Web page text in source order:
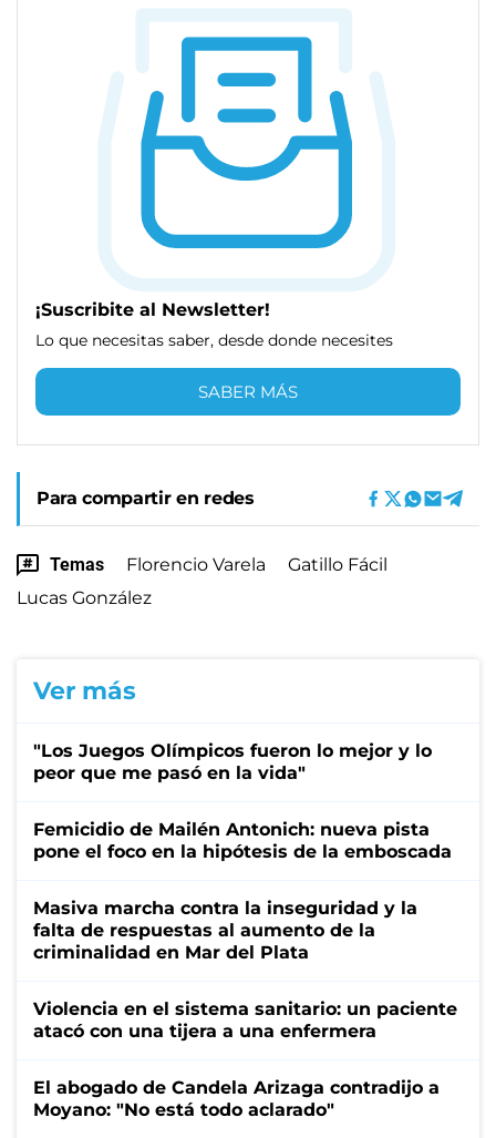
¡Suscribite al Newsletter!
Lo que necesitas saber, desde donde necesites
SABER MÁS
Para compartir en redes
Temas Florencio Varela
Gatillo Fácil
Lucas González
Ver más
"Los Juegos Olímpicos fueron lo mejor y lo
peor que me pasó en la vida"
Femicidio de Mailén Antonich: nueva pista
pone el foco en la hipótesis de la emboscada
Masiva marcha contra la inseguridad y la
falta de respuestas al aumento de la
criminalidad en Mar del Plata
Violencia en el sistema sanitario: un paciente
atacó con una tijera a una enfermera
El abogado de Candela Arizaga contradijo a
Moyano: "No está todo aclarado"